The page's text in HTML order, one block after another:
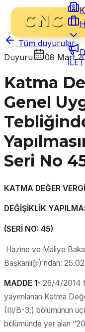
Tüm duyurular
Duyuru
08 Mart
Katma
Genel
Seri No
KATMA DEĞER
DEĞİŞİKLİK
(SERİ NO: 45)
Hazine ve Maliye
Başkanlığı)’ndan:
MADDE 1- 26/4/2014
yayımlanan Katma
(III/B-3.) bölümünün
bölümünde yer alan